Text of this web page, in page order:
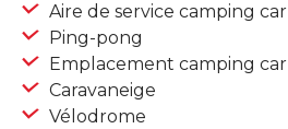
Aire de service camping car
Ping-pong
Emplacement camping car
Caravaneige
Vélodrome